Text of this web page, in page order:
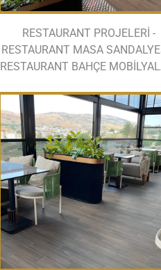
RESTAURANT PROJELERİ -
RESTAURANT MASA
RESTAURANT BAHÇE